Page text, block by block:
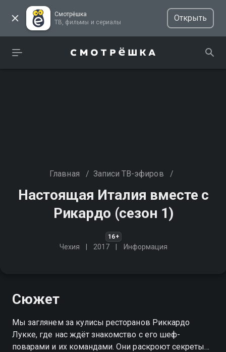
Смотрёшка
ТВ, фильмы и сериалы
Открыть
Главная / Записи ТВ-эфиров /
Настоящая Италия вместе с
Рикардо (сезон 1)
16+
Чехия 2017 Информация
Сюжет
Мы заглянем за кулисы ресторанов Риккардо
Лукке, где нас ждёт знакомство с его шеф-
поварами и их командами. Они раскроют секреты